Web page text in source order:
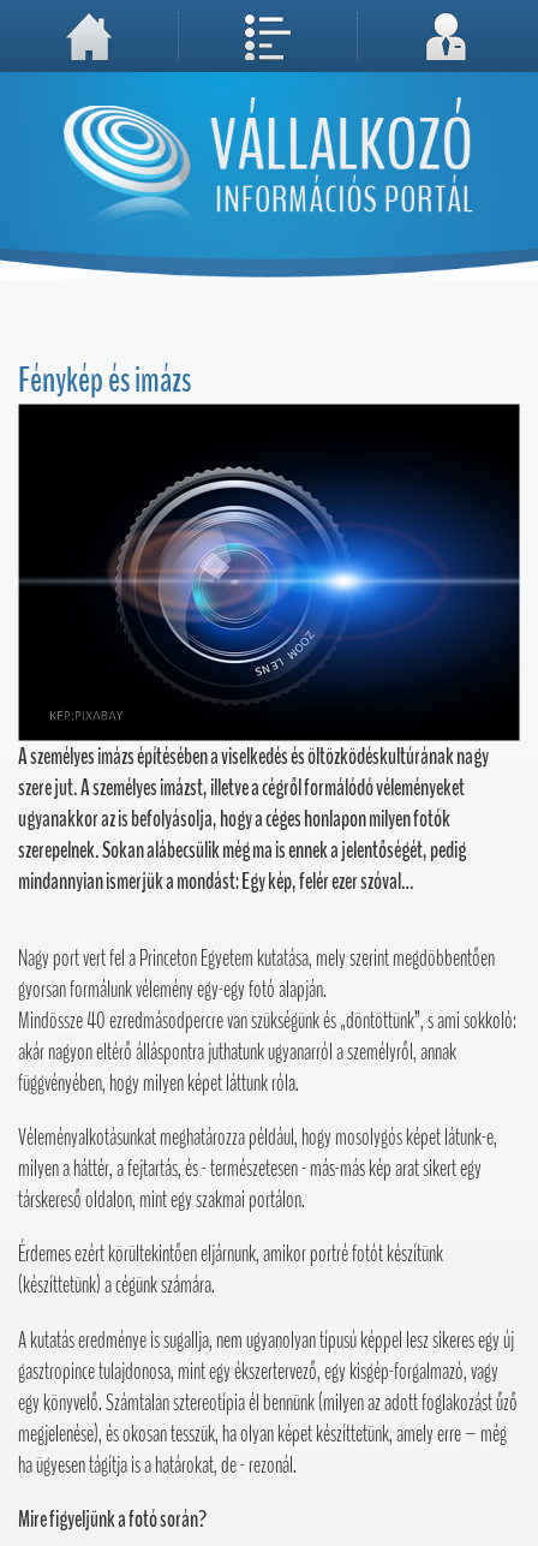
A weboldal használatával Ön elfogadja, hogy Cookie-kat (sütiket) tároljunk számítógépén. A sütik a weboldal megfelelő működéséhez
Megértettem, folytatás...
Fénykép és imázs
A személyes imázs építésében a viselkedés és öltözködéskultúrának nagy
szere jut. A személyes imázst, illetve a cégről formálódó véleményeket
ugyanakkor az is befolyásolja, hogy a céges honlapon milyen fotók
szerepelnek. Sokan alábecsülik még ma is ennek a jelentőségét, pedig
mindannyian ismerjük a mondást: Egy kép, felér ezer szóval…
Nagy port vert fel a Princeton Egyetem kutatása, mely szerint megdöbbentően
gyorsan formálunk vélemény egy-egy fotó alapján.
Mindössze 40 ezredmásodpercre van szükségünk és „döntöttünk”, s ami sokkoló:
akár nagyon eltérő álláspontra juthatunk ugyanarról a személyről, annak
függvényében, hogy milyen képet láttunk róla.
Véleményalkotásunkat meghatározza például, hogy mosolygós képet látunk-e,
milyen a háttér, a fejtartás, és - természetesen - más-más kép arat sikert egy
társkereső oldalon, mint egy szakmai portálon.
Érdemes ezért körültekintően eljárnunk, amikor portré fotót készítünk
(készíttetünk) a cégünk számára.
A kutatás eredménye is sugallja, nem ugyanolyan típusú képpel lesz sikeres egy új
gasztropince tulajdonosa, mint egy ékszertervező, egy kisgép-forgalmazó, vagy
egy könyvelő. Számtalan sztereotípia él bennünk (milyen az adott foglakozást űző
megjelenése), és okosan tesszük, ha olyan képet készíttetünk, amely erre – még
ha ügyesen tágítja is a határokat, de - rezonál.
Mire figyeljünk a fotó során?